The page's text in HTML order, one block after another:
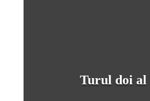
Turul doi al